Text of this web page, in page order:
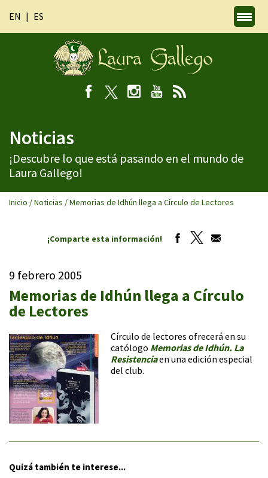
EN ES
Noticias
¡Descubre lo que está pasando en el mundo de
Laura Gallego!
Inicio /Noticias /Memorias de Idhún llega a Círculo de Lectores
¡Comparte esta información!
9 febrero 2005
Memorias de Idhún llega a Círculo
de Lectores
Círculo de lectores ofrecerá en su
católogo Memorias de Idhún. La
Resistenciaen una edición especial
del club.
Quizá también te interese...